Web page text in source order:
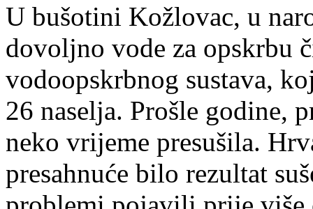
U bušotini Kožlovac, u
dovoljno vode za opskrbu
vodoopskrbnog sustava,
26 naselja. Prošle godine,
neko vrijeme presušila.
presahnuće bilo rezultat